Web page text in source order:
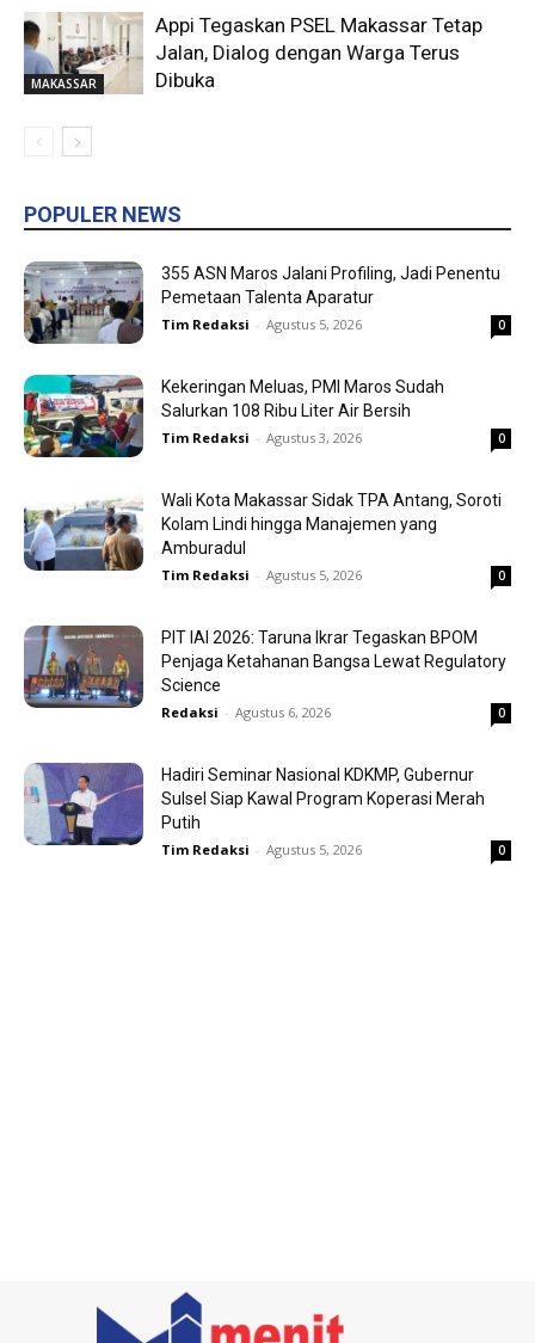
MAKASSAR
Appi Tegaskan PSEL Makassar Tetap
Jalan, Dialog dengan Warga Terus
Dibuka
POPULER NEWS
355 ASN Maros Jalani Profiling, Jadi Penentu
Pemetaan Talenta Aparatur
Tim Redaksi - Agustus 5, 2026 0
Kekeringan Meluas, PMI Maros Sudah
Salurkan 108 Ribu Liter Air Bersih
Tim Redaksi - Agustus 3, 2026 0
Wali Kota Makassar Sidak TPA Antang, Soroti
Kolam Lindi hingga Manajemen yang
Amburadul
Tim Redaksi - Agustus 5, 2026 0
PIT IAI 2026: Taruna Ikrar Tegaskan BPOM
Penjaga Ketahanan Bangsa Lewat Regulatory
Science
Redaksi - Agustus 6, 2026 0
Hadiri Seminar Nasional KDKMP, Gubernur
Sulsel Siap Kawal Program Koperasi Merah
Putih
Tim Redaksi - Agustus 5, 2026 0